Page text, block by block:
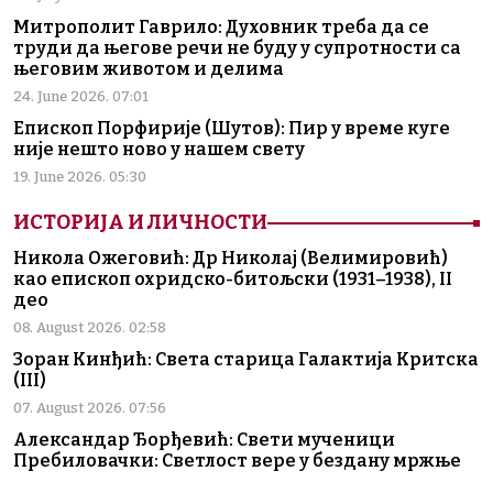
Митрополит Гаврило: Духовник треба да се
труди да његове речи не буду у супротности са
његовим животом и делима
24. June 2026. 07:01
Епископ Порфирије (Шутов): Пир у време куге
није нешто ново у нашем свету
19. June 2026. 05:30
ИСТОРИЈА И ЛИЧНОСТИ
Никола Ожеговић: Др Николај (Велимировић)
као епископ охридско-битољски (1931–1938), II
део
08. August 2026. 02:58
Зоран Кинђић: Света старица Галактија Критска
(III)
07. August 2026. 07:56
Александар Ђорђевић: Свети мученици
Пребиловачки: Светлост вере у бездану мржње